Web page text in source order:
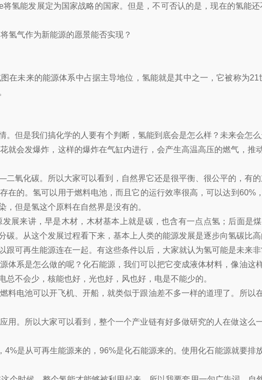
氢能发展定为国家战略的国家。但是，不可否认的是，现在的氢能
氢气作为新能源的愿景能否实现？
在未来的能源体系中占据主导地位，氢能就是其中之一，它被称为
但是我们搞化学的人要有个判断，氢能到底会是怎么样？未来会怎
就会发爆炸，这样的爆炸在气缸内进行，会产生高温高压的燃气，
氧化碳。所以大家可以看到，自然界它还是很平衡、很公平的，有的
在的。氢可以用于燃料电池，而且它的运行效率很高，可以达到
但是氢这个原料在自然界是没有的。
展来讲，早是木材，木材基本上就是碳，也含有一点点氢；后面是
。从这个发展过程看下来，基本上人类的能源发展是逐步向氢碳比高
可再生能源连在一起。有这些条件以后，大家就认为氢可能是未来非
体系是怎么做的呢？化石能源，我们可以把它变成液体材料，像油
不会少，核能也好，光也好，风也好，电是不能少的。
料电池可以开飞机、开船，就类似于跟油差不多一样的道理了。所
用。所以大家可以看到，整个一个产业链有好多做研究的人在做这
是从可再生能源来的，96%是化石能源来的。使用化石能源就要